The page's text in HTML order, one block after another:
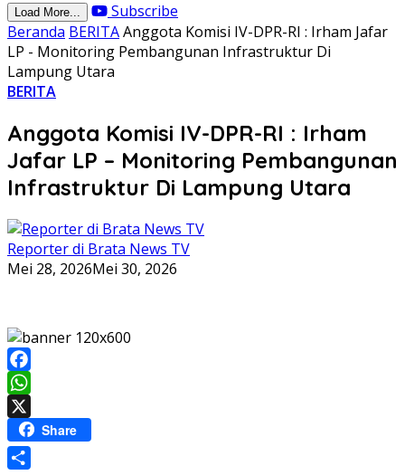
Load More...
Subscribe
Beranda BERITAAnggota Komisi IV-DPR-RI : Irham Jafar
LP - Monitoring Pembangunan Infrastruktur Di
Lampung Utara
BERITA
Anggota Komisi IV-DPR-RI : Irham
Jafar LP – Monitoring Pembangunan
Infrastruktur Di Lampung Utara
Reporter di Brata News TV
Mei 28, 2026Mei 30, 2026
Facebook
WhatsApp
Share